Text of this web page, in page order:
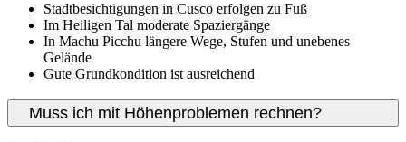
Stadtbesichtigungen in Cusco erfolgen zu Fuß
Im Heiligen Tal moderate Spaziergänge
In Machu Picchu längere Wege, Stufen und unebenes
Gelände
Gute Grundkondition ist ausreichend
Muss ich mit Höhenproblemen rechnen?